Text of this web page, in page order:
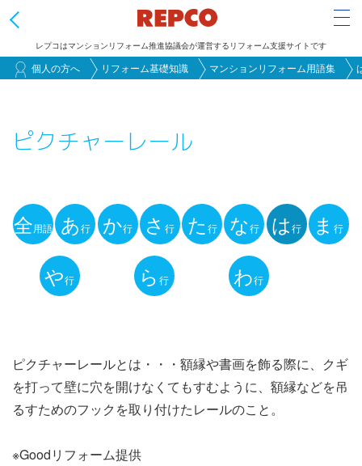
レプコはマンションリフォーム推進協議会が運営するリフォーム支援サイトです
個人の方へ リフォーム基礎知識 マンションリフォーム用語集
ピクチャーレール
用
ナ
ビ
ゲ
全用語 あ行 か行 さ行 た 行 な行 は行 ま行
や行 ら 行 わ行
ピクチャーレールとは・・・額縁や書画を飾る際に、クギ
を打って壁に穴を開けなくてもすむように、額縁などを吊
るすためのフックを取り付けたレールのこと。
※Goodリフォーム提供